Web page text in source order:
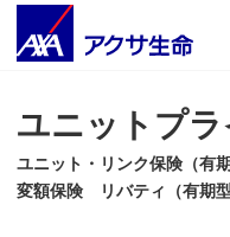
ユニットプ
ユニット・リンク保険（有
変額保険 リバティ（有期型